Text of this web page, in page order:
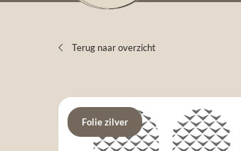
Terug naar overzicht
Folie zilver